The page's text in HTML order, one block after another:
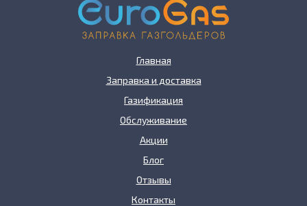
Главная
Заправка и доставка
Газификация
Обслуживание
Акции
Блог
Отзывы
Контакты